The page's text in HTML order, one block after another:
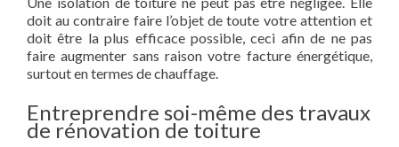
doit au contraire faire l’objet de toute votre attention et
doit être la plus efficace possible, ceci afin de ne pas
faire augmenter sans raison votre facture énergétique,
surtout en termes de chauffage.
Entreprendre soi-même des travaux
de rénovation de toiture